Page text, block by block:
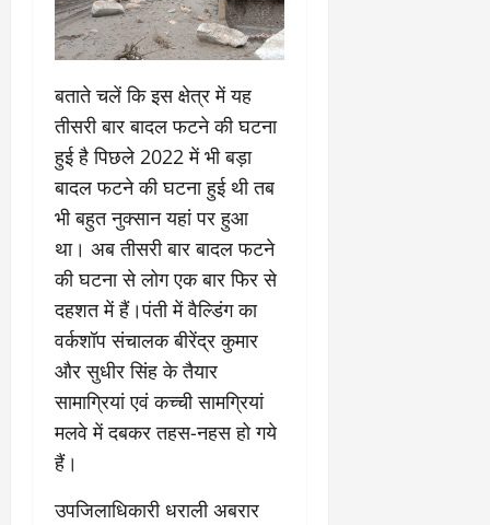
बताते चलें कि इस क्षेत्र में यह
तीसरी बार बादल फटने की घटना
हुई है पिछले 2022 में भी बड़ा
बादल फटने की घटना हुई थी तब
भी बहुत नुक्सान यहां पर हुआ
था। अब तीसरी बार बादल फटने
की घटना से लोग एक बार फिर से
दहशत में हैं।पंती में वैल्डिंग का
वर्कशॉप संचालक बीरेंद्र कुमार
और सुधीर सिंह के तैयार
सामाग्रियां एवं कच्ची सामग्रियां
मलवे में दबकर तहस-नहस हो गये
हैं।
उपजिलाधिकारी धराली अबरार